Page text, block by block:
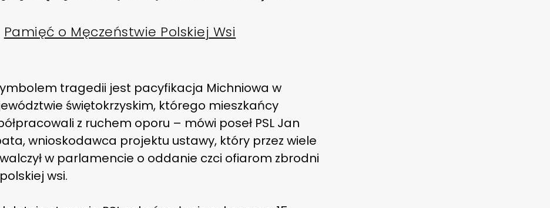
Pamięć o Męczeństwie Polskiej Wsi
tragedii jest pacyfikacja Michniowa w
świętokrzyskim, którego mieszkańcy
z ruchem oporu – mówi poseł PSL Jan
wnioskodawca projektu ustawy, który przez wiele
w parlamencie o oddanie czci ofiarom zbrodni
wsi.